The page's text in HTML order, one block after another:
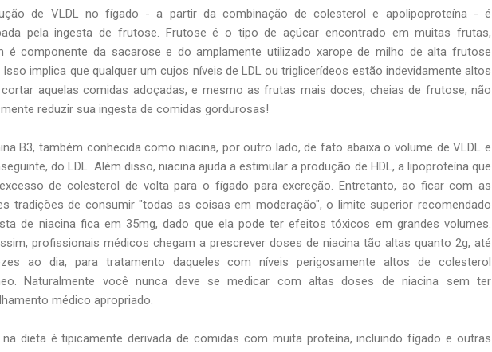
de VLDL no fígado - a partir da combinação de colesterol e apolipoproteína - é
pela ingesta de frutose. Frutose é o tipo de açúcar encontrado em muitas frutas,
é componente da sacarose e do amplamente utilizado xarope de milho de alta frutose
Isso implica que qualquer um cujos níveis de LDL ou triglicerídeos estão indevidamente altos
cortar aquelas comidas adoçadas, e mesmo as frutas mais doces, cheias de frutose; não
reduzir sua ingesta de comidas gordurosas!
B3, também conhecida como niacina, por outro lado, de fato abaixa o volume de VLDL e
do LDL. Além disso, niacina ajuda a estimular a produção de HDL, a lipoproteína que
de colesterol de volta para o fígado para excreção. Entretanto, ao ficar com as
tradições de consumir "todas as coisas em moderação", o limite superior recomendado
de niacina fica em 35mg, dado que ela pode ter efeitos tóxicos em grandes volumes.
profissionais médicos chegam a prescrever doses de niacina tão altas quanto 2g, até
ao dia, para tratamento daqueles com níveis perigosamente altos de colesterol
Naturalmente você nunca deve se medicar com altas doses de niacina sem ter
médico apropriado.
na dieta é tipicamente derivada de comidas com muita proteína, incluindo fígado e outras